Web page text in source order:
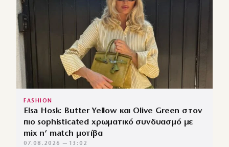
FASHION
Elsa Hosk: Butter Yellow και Olive Green στον
πιο sophisticated χρωματικό συνδυασμό με
mix n’ match μοτίβα
07.08.2026 — 13:02